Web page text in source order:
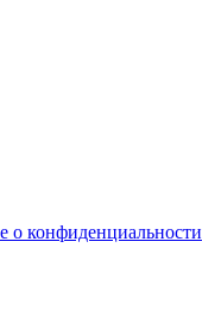
о конфиденциальности